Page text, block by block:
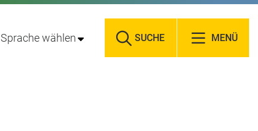
Sprache wählen SUCHE MENÜ